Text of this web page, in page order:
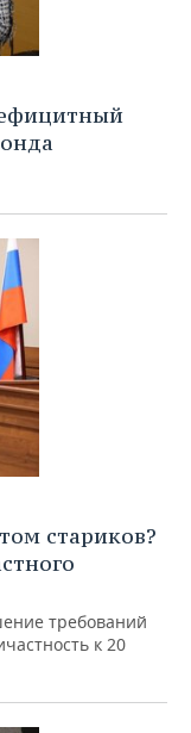
стариков?
требований
к 20